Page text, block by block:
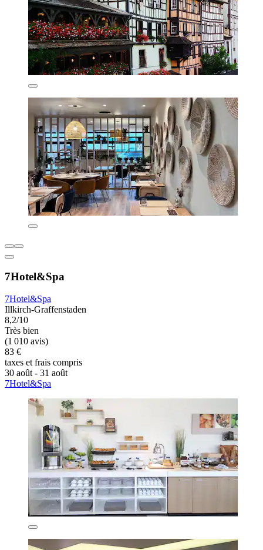
7Hotel&Spa
7Hotel&Spa
Illkirch-Graffenstaden
8,2/10
Très bien
(1 010 avis)
83 €
taxes et frais compris
30 août - 31 août
7Hotel&Spa